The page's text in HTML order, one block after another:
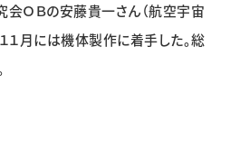
会ＯＢの安藤貴一さん（航空宇宙
１月には機体製作に着手した。総